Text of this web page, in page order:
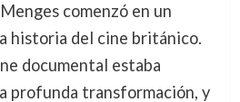
comenzó en un
historia del cine británico.
documental estaba
profunda transformación, y